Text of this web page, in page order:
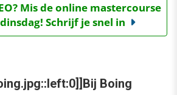
Mis de online mastercourse
Schrijf je snel in
Boing